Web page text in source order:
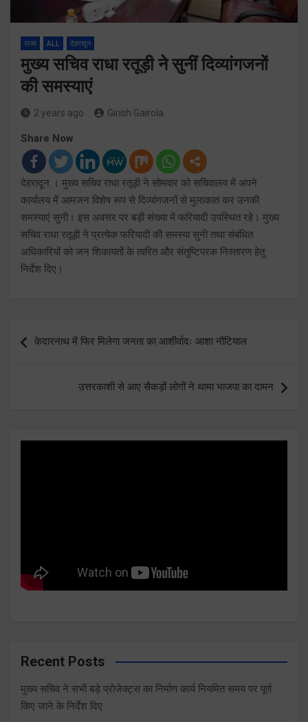
राज्य ALL देहरादून
मुख्य सचिव राधा रतूड़ी ने सुनीं दिव्यांगजनों
की समस्याएं
2 years ago Girish Gairola
Share Now
देहरादून । मुख्य सचिव राधा रतूड़ी ने सोमवार को सचिवालय में अपने
कार्यालय में आमजन विशेष रूप से दिव्यांगजनों से मुलाकात कर उनकी
समस्याएं सुनी। इस अवसर पर बड़ी संख्या में फरियादी उपस्थित रहे। मुख्य
सचिव राधा रतूड़ी ने प्रत्येक फरियादी की समस्या सुनी तथा संबंधित
अधिकारियों को जन शिकायतों के त्वरित और संतुष्टिपरक निस्तारण हेतु
निर्देश दिए।
navigation
केदारनाथ में फिर मिलेगा जनता का आशीर्वादः आशा नौटियाल
उत्तरकाशी से आए सैकड़ों लोगों ने थामा भाजपा का दामन
Recent Posts
मुख्य सचिव ने सभी बड़े प्रोजेक्ट्स का निर्माण कार्य नियमित समय पर पूर्ण
किए जाने के निर्देश दिए